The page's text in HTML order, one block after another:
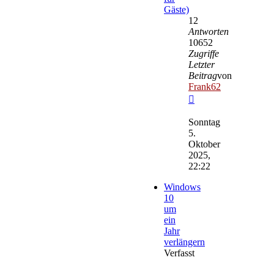
Gäste)
12
Antworten
10652
Zugriffe
Letzter
Beitragvon
Frank62
Beitrag
Sonntag
5.
Oktober
2025,
22:22
Windows
10
um
ein
Jahr
verlängern
Verfasst